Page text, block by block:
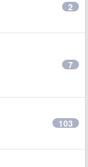
2
7
103